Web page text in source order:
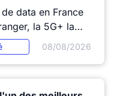
data en France
la 5G+ la
marché et trois
qu'on ne trouve
Décidément,
08/08/2026